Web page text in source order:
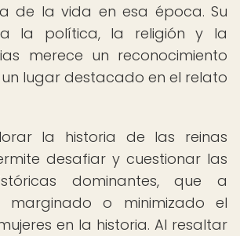
de la vida en esa época. Su
a la política, la religión y la
merece un reconocimiento
lugar destacado en el relato
la historia de las reinas
desafiar y cuestionar las
dominantes, que a
marginado o minimizado el
en la historia. Al resaltar